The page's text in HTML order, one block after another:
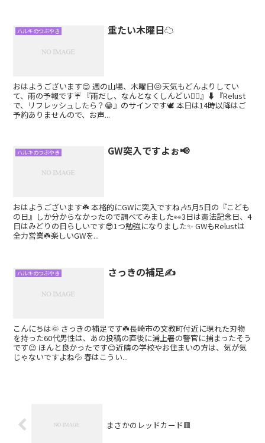
ハルキのつぶやき 重たい木曜日☁
おはようございます😊 週の山場、木曜日😣天気もどんよりしてい
て、雨の予報です☔ 『雨だし、なんとなくしんどい😮‍💨』⬇『Relust
で、リフレッシュしたら？😁』のサインです🕊 本日は14時以降はご
予約ありませんので、お声...
ハルキのつぶやき GW突入ですよぉ📢
おはようございます☘️ 本格的にGWに突入ですね🎶5月5日の『こども
の日』しか分からなかったので調べてみました👀3日は憲法記念日、4
日はみどりの日らしいです😎1つ勉強になりました✨ GWもRelustは
全力営業☘️楽しいGWを...
ハルキのつぶやき さっきの補足✍️
こんにちは🌞 さっきの補足です☘️長崎市の文教町付近に現れた刃物
を持った60代男性は、あの投稿の直後に浦上署の警官に捕まったそう
です😉 ほんと良かったです😊近隣の学校やお住まいの方は、気が気
じゃないですよね💦 春はこうい...
まさかのレッドカード🟥